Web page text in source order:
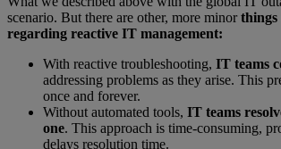
scenario. But there are other, more minorthings
regarding reactive IT management:
With reactive troubleshooting, IT teams
addressing problems as they arise. This
once and forever.
Without automated tools, IT teams
one. This approach is time-consuming,
delays resolution time.